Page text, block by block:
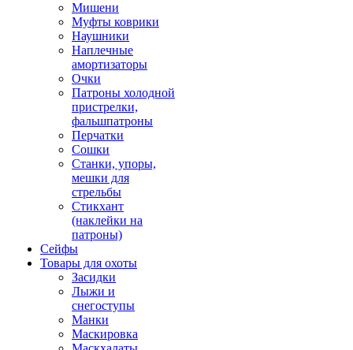
Мишени
Муфты коврики
Наушники
Наплечные
амортизаторы
Очки
Патроны холодной
пристрелки,
фальшпатроны
Перчатки
Сошки
Станки, упоры,
мешки для
стрельбы
Стикхант
(наклейки на
патроны)
Сейфы
Товары для охоты
Засидки
Лыжи и
снегоступы
Манки
Маскировка